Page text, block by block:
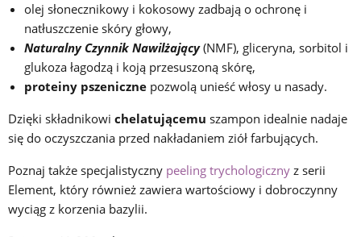
olej słonecznikowy i kokosowy zadbają o ochronę i
natłuszczenie skóry głowy,
Naturalny Czynnik Nawilżający(NMF), gliceryna, sorbitol i
glukoza łagodzą i koją przesuszoną skórę,
proteiny pszeniczne pozwolą unieść włosy u nasady.
Dzięki składnikowi chelatującemu szampon idealnie nadaje
się do oczyszczania przed nakładaniem ziół farbujących.
Poznaj także specjalistyczny peeling trychologiczny z serii
Element, który również zawiera wartościowy i dobroczynny
wyciąg z korzenia bazylii.